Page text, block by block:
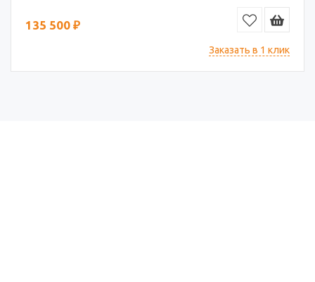
135 500 ₽
Заказать в 1 клик